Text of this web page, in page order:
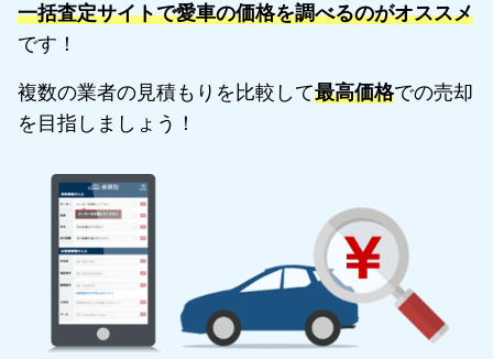
一括査定サイトで愛車の価格を調べるのがオススメ
です！
複数の業者の見積もりを比較して最高価格での売却
を目指しましょう！